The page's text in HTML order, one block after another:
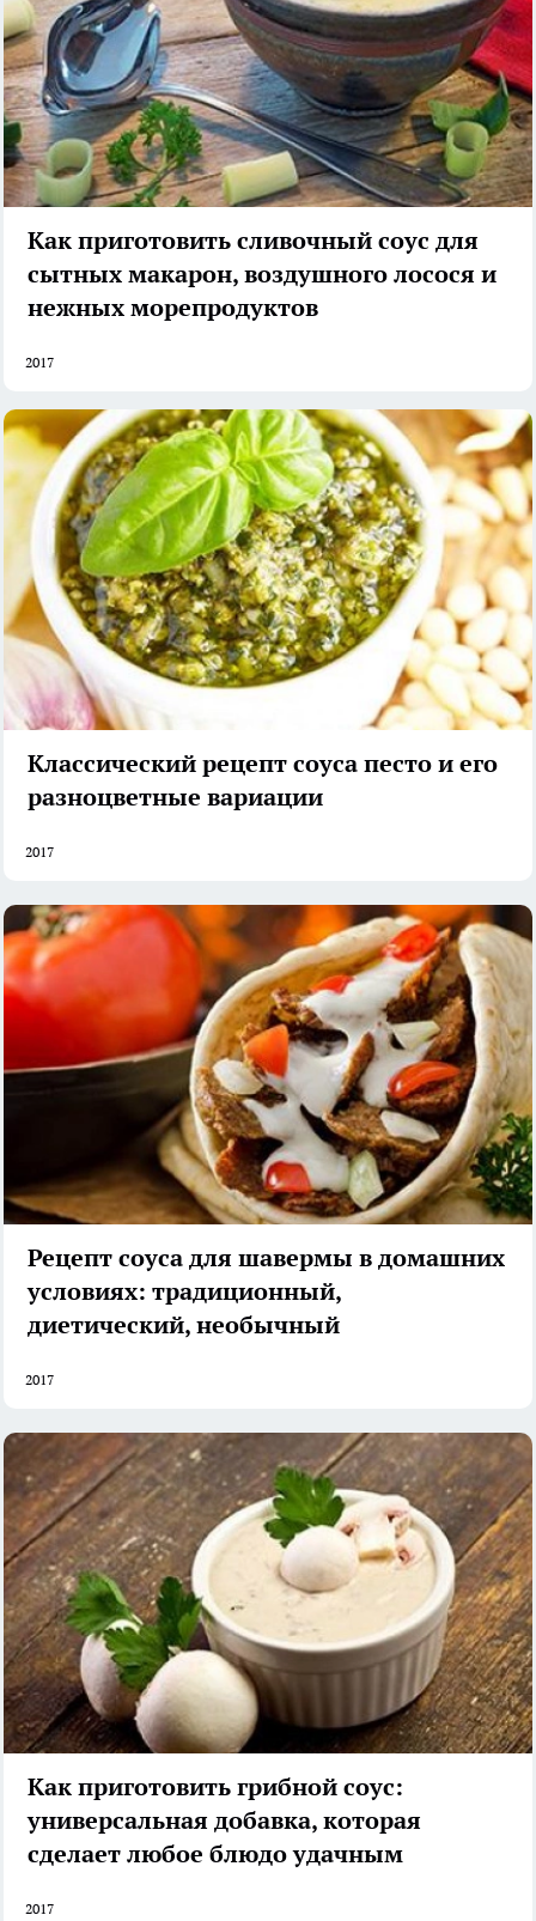
Как приготовить сливочный соус для
сытных макарон, воздушного лосося и
нежных морепродуктов
2017
Классический рецепт соуса песто и его
разноцветные вариации
2017
Рецепт соуса для шавермы в домашних
условиях: традиционный,
диетический, необычный
2017
Как приготовить грибной соус:
универсальная добавка, которая
сделает любое блюдо удачным
2017